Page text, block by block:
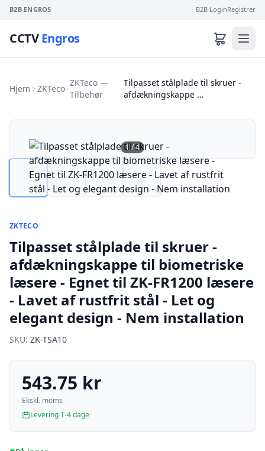
B2B ENGROS B2B LoginRegistrer
CCTVEngros
Hjem ZKTeco
ZKTeco —
Tilbehør
Tilpasset stålplade til skruer -
afdækningskappe …
1 /4
ZKTECO
Tilpasset stålplade til skruer -
afdækningskappe til biometriske
læsere - Egnet til ZK-FR1200 læsere
- Lavet af rustfrit stål - Let og
elegant design - Nem installation
SKU: ZK-TSA10
543.75 kr
Ekskl. moms
Levering 1-4 dage